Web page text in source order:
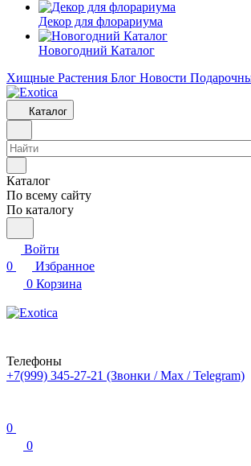
Декор для флорариума
Новогодний Каталог
Хищные Растения Блог Новости
Каталог
Каталог
По всему сайту
По каталогу
Войти
0
Избранное
0 Корзина
Телефоны
+7(999) 345-27-21 (Звонки / Max / Telegram)
0
0